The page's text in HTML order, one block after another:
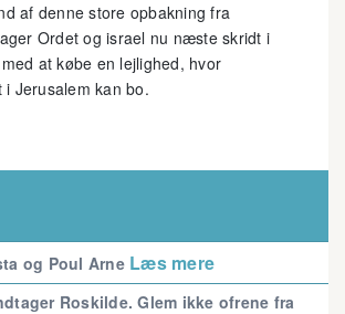
af denne store opbakning fra
Ordet og israel nu næste skridt i
at købe en lejlighed, hvor
i Jerusalem kan bo.
og Poul Arne Læs mere
Roskilde. Glem ikke ofrene fra